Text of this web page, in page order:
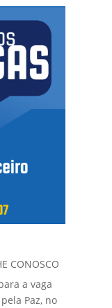
CONOSCO
a vaga
Paz, no